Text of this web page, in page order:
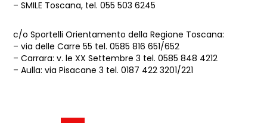
– SMILE Toscana, tel. 055 503 6245
c/o Sportelli Orientamento della Regione Toscana:
– via delle Carre 55 tel. 0585 816 651/652
– Carrara: v. le XX Settembre 3 tel. 0585 848 4212
– Aulla: via Pisacane 3 tel. 0187 422 3201/221